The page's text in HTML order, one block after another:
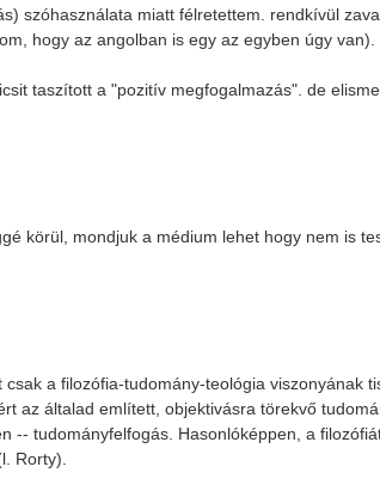
szóhasználata miatt félretettem. rendkívül
hogy az angolban is egy az egyben úgy van).
taszított a "pozitív megfogalmazás". de
körül, mondjuk a médium lehet hogy nem is
a filozófia-tudomány-teológia viszonyának
az általad említett, objektivásra törekvő
-- tudományfelfogás. Hasonlóképpen, a
Rorty).